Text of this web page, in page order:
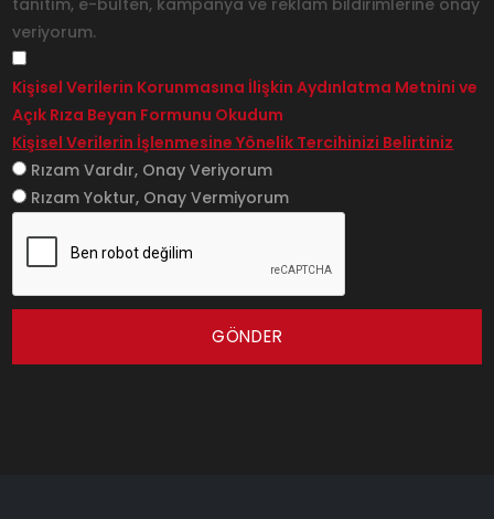
veriyorum.
Kişisel Verilerin Korunmasına İlişkin Aydınlatma Metnini ve
Açık Rıza Beyan Formunu Okudum
Kişisel Verilerin İşlenmesine Yönelik Tercihinizi Belirtiniz
Rızam Vardır, Onay Veriyorum
Rızam Yoktur, Onay Vermiyorum
GÖNDER